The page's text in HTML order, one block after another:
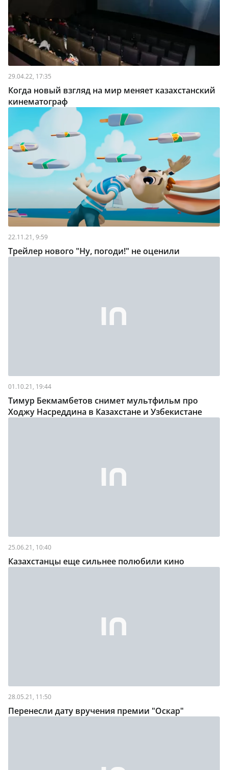
29.04.22, 17:35
Когда новый взгляд на мир меняет казахстанский
кинематограф
22.11.21, 9:59
Трейлер нового "Ну, погоди!" не оценили
01.10.21, 19:44
Тимур Бекмамбетов снимет мультфильм про
Ходжу Насреддина в Казахстане и Узбекистане
25.06.21, 10:40
Казахстанцы еще сильнее полюбили кино
28.05.21, 11:50
Перенесли дату вручения премии "Оскар"